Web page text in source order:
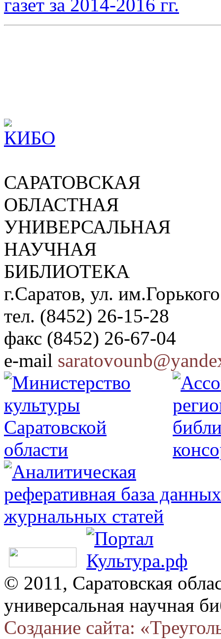
САРАТОВСКАЯ
ОБЛАСТНАЯ
УНИВЕРСАЛЬНАЯ
НАУЧНАЯ
БИБЛИОТЕКА
г.Саратов, ул.
тел. (8452) 26-15-28
факс (8452) 26-67-04
e-mail
© 2011, Саратовская
универсальная научная
Создание сайта: